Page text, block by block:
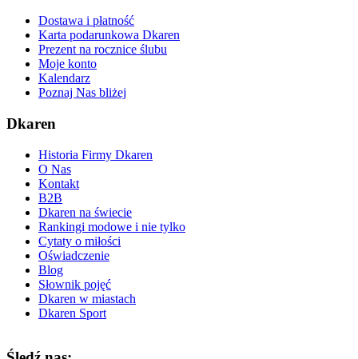
Dostawa i płatność
Karta podarunkowa Dkaren
Prezent na rocznice ślubu
Moje konto
Kalendarz
Poznaj Nas bliżej
Dkaren
Historia Firmy Dkaren
O Nas
Kontakt
B2B
Dkaren na świecie
Rankingi modowe i nie tylko
Cytaty o miłości
Oświadczenie
Blog
Słownik pojęć
Dkaren w miastach
Dkaren Sport